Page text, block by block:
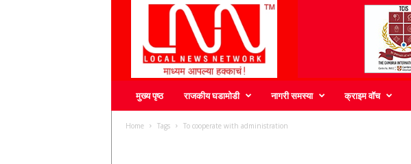
मुख्य पृष्ठ राजकीय घडामोडी नागरी समस्या क्राइम वॉच
Home Tags To cooperate with administration